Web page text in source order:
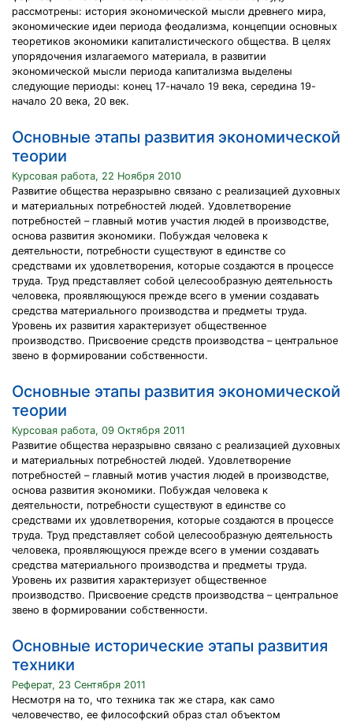
рассмотрены: история экономической мысли древнего мира,
экономические идеи периода феодализма, концепции основных
теоретиков экономики капиталистического общества. В целях
упорядочения излагаемого материала, в развитии
экономической мысли периода капитализма выделены
следующие периоды: конец 17-начало 19 века, середина 19-
начало 20 века, 20 век.
Основные этапы развития экономической
теории
Курсовая работа, 22 Ноября 2010
Развитие общества неразрывно связано с реализацией духовных
и материальных потребностей людей. Удовлетворение
потребностей – главный мотив участия людей в производстве,
основа развития экономики. Побуждая человека к
деятельности, потребности существуют в единстве со
средствами их удовлетворения, которые создаются в процессе
труда. Труд представляет собой целесообразную деятельность
человека, проявляющуюся прежде всего в умении создавать
средства материального производства и предметы труда.
Уровень их развития характеризует общественное
производство. Присвоение средств производства – центральное
звено в формировании собственности.
Основные этапы развития экономической
теории
Курсовая работа, 09 Октября 2011
Развитие общества неразрывно связано с реализацией духовных
и материальных потребностей людей. Удовлетворение
потребностей – главный мотив участия людей в производстве,
основа развития экономики. Побуждая человека к
деятельности, потребности существуют в единстве со
средствами их удовлетворения, которые создаются в процессе
труда. Труд представляет собой целесообразную деятельность
человека, проявляющуюся прежде всего в умении создавать
средства материального производства и предметы труда.
Уровень их развития характеризует общественное
производство. Присвоение средств производства – центральное
звено в формировании собственности.
Основные исторические этапы развития
техники
Реферат, 23 Сентября 2011
Несмотря на то, что техника так же стара, как само
человечество, ее философский образ стал объектом